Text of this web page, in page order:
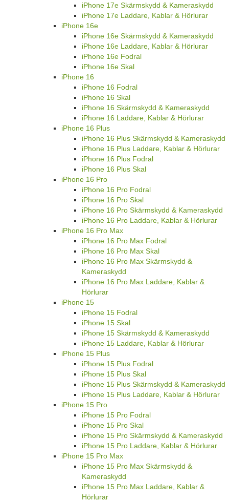
iPhone 17e Skärmskydd & Kameraskydd
iPhone 17e Laddare, Kablar & Hörlurar
iPhone 16e
iPhone 16e Skärmskydd & Kameraskydd
iPhone 16e Laddare, Kablar & Hörlurar
iPhone 16e Fodral
iPhone 16e Skal
iPhone 16
iPhone 16 Fodral
iPhone 16 Skal
iPhone 16 Skärmskydd & Kameraskydd
iPhone 16 Laddare, Kablar & Hörlurar
iPhone 16 Plus
iPhone 16 Plus Skärmskydd & Kameraskydd
iPhone 16 Plus Laddare, Kablar & Hörlurar
iPhone 16 Plus Fodral
iPhone 16 Plus Skal
iPhone 16 Pro
iPhone 16 Pro Fodral
iPhone 16 Pro Skal
iPhone 16 Pro Skärmskydd & Kameraskydd
iPhone 16 Pro Laddare, Kablar & Hörlurar
iPhone 16 Pro Max
iPhone 16 Pro Max Fodral
iPhone 16 Pro Max Skal
iPhone 16 Pro Max Skärmskydd &
Kameraskydd
iPhone 16 Pro Max Laddare, Kablar &
Hörlurar
iPhone 15
iPhone 15 Fodral
iPhone 15 Skal
iPhone 15 Skärmskydd & Kameraskydd
iPhone 15 Laddare, Kablar & Hörlurar
iPhone 15 Plus
iPhone 15 Plus Fodral
iPhone 15 Plus Skal
iPhone 15 Plus Skärmskydd & Kameraskydd
iPhone 15 Plus Laddare, Kablar & Hörlurar
iPhone 15 Pro
iPhone 15 Pro Fodral
iPhone 15 Pro Skal
iPhone 15 Pro Skärmskydd & Kameraskydd
iPhone 15 Pro Laddare, Kablar & Hörlurar
iPhone 15 Pro Max
iPhone 15 Pro Max Skärmskydd &
Kameraskydd
iPhone 15 Pro Max Laddare, Kablar &
Hörlurar